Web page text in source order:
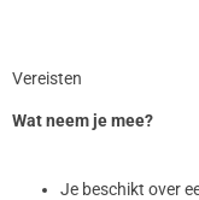
Vereisten
Wat neem je mee?
Je beschikt over